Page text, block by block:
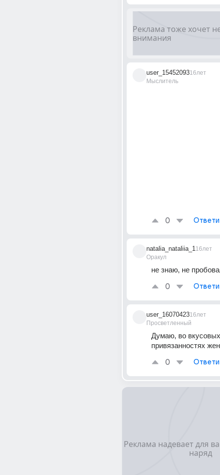
user_15452093
Мыслитель
16лет
0
natalia_nataliia_1
Оракул
16лет
не знаю, не
0
user_16070423
Просветленный
16лет
Думаю, во вкусовых
привязанностях
0